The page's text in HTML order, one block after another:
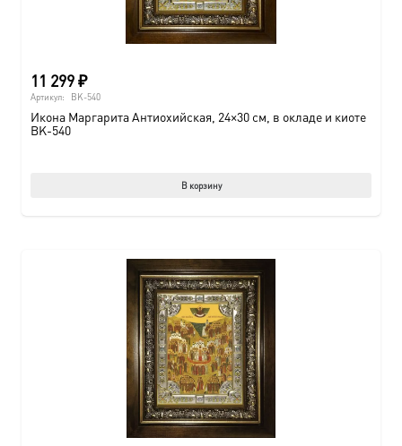
11 299₽
Артикул: BK-540
Икона Маргарита Антиохийская, 24×30 см, в окладе и киоте
BK-540
В корзину